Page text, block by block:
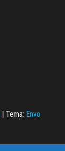
| Tema: Envo